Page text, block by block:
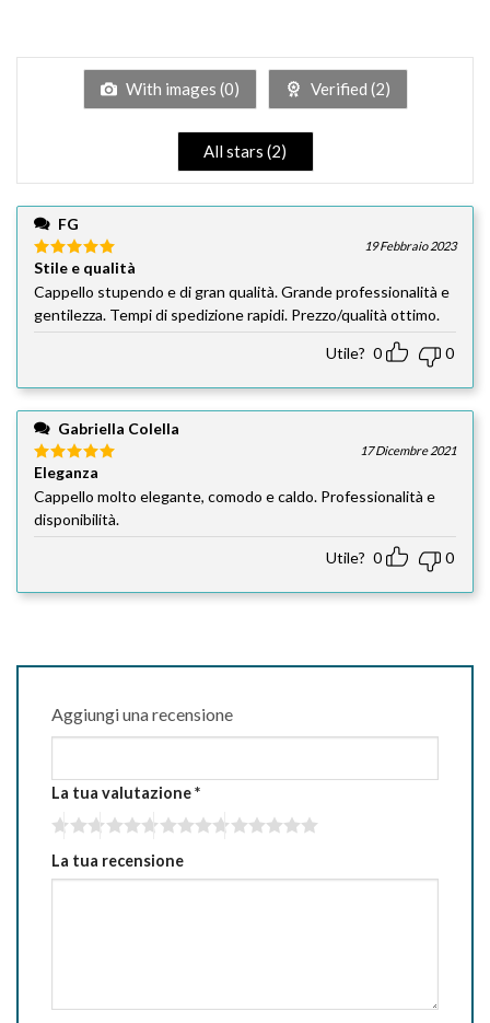
5
With images (0) Verified (2)
All stars (2)
FG
Valutato5
su 5
19 Febbraio 2023
Stile e qualità
Cappello stupendo e di gran qualità. Grande professionalità e
gentilezza. Tempi di spedizione rapidi. Prezzo/qualità ottimo.
Utile? 0 0
Gabriella Colella
Valutato
su 5
17 Dicembre 2021
Eleganza
Cappello molto elegante, comodo e caldo. Professionalità e
disponibilità.
Utile? 0 0
Aggiungi una recensione
La tua valutazione*
La tua recensione